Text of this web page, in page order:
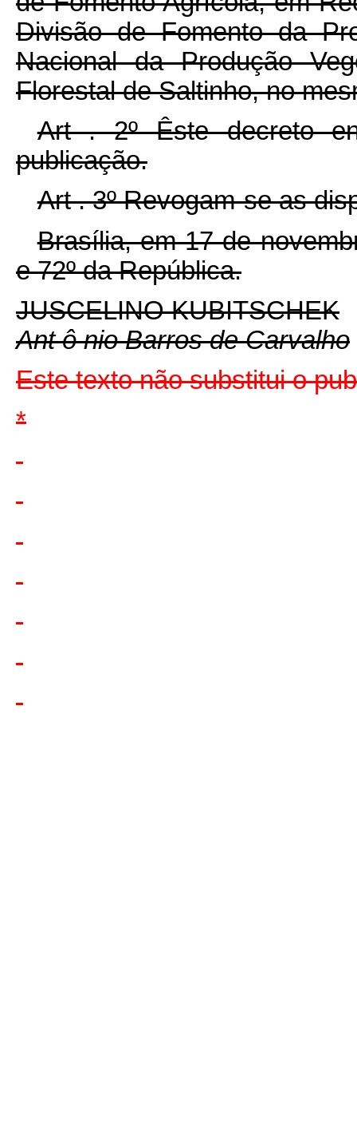
Divisão de Fomento da
Nacional da Produção
Florestal de Saltinho, no
Art . 2º Êste decreto
publicação.
Art . 3º Revogam-se as
Brasília, em 17 de
e 72º da República.
JUSCELINO KUBITSCHEK
Ant ô nio Barros de Carvalho
Este texto não substitui o
*